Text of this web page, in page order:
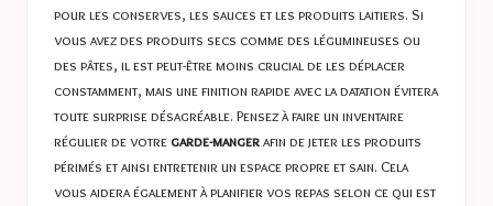
pour les conserves, les sauces et les produits laitiers. Si
vous avez des produits secs comme des légumineuses ou
des pâtes, il est peut-être moins crucial de les déplacer
constamment, mais une finition rapide avec la datation évitera
toute surprise désagréable. Pensez à faire un inventaire
régulier de votre garde-mangerafin de jeter les produits
périmés et ainsi entretenir un espace propre et sain. Cela
vous aidera également à planifier vos repas selon ce qui est